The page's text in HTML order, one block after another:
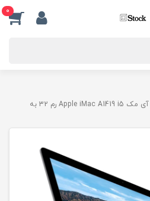
0
آل این وان 27 اینچ اسلیم اپل آی مک Apple iMac A1419 i5 رم 32 به